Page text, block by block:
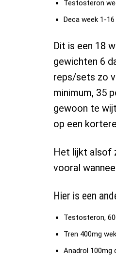
Testosteron
Deca week 1-
Dit is een 18
gewichten 6
reps/sets zo
minimum, 35
gewoon te
op een
Het lijkt alsof
vooral
Hier is een
Testosteron,
Tren 400mg
Anadrol 100mg